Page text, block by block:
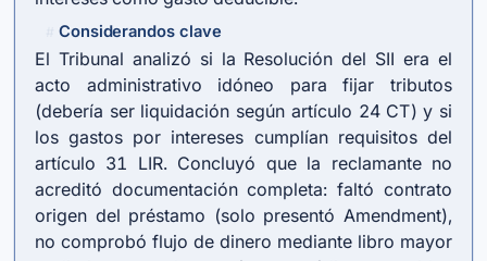
Considerandos clave
El Tribunal analizó si la Resolución del SII era el
acto administrativo idóneo para fijar tributos
(debería ser liquidación según artículo 24 CT) y si
los gastos por intereses cumplían requisitos del
artículo 31 LIR. Concluyó que la reclamante no
acreditó documentación completa: faltó contrato
origen del préstamo (solo presentó Amendment),
no comprobó flujo de dinero mediante libro mayor